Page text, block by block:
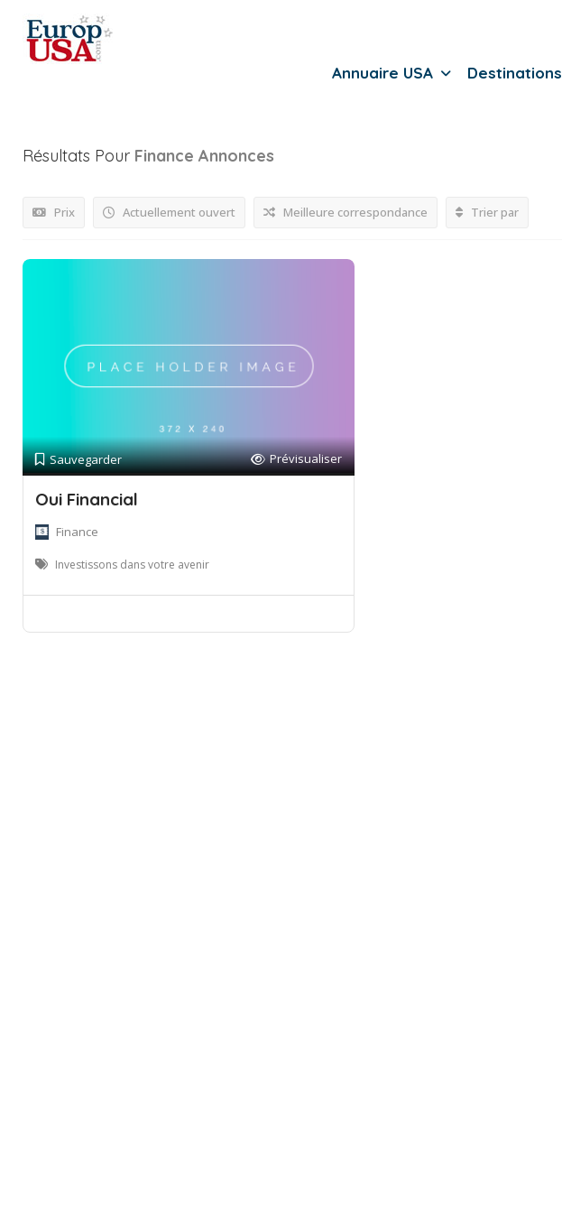
Annuaire USA Destinations
Résultats Pour Finance Annonces
Prix Actuellement ouvert Meilleure correspondance Trier par
Sauvegarder Prévisualiser
Oui Financial
Finance
Investissons dans votre avenir